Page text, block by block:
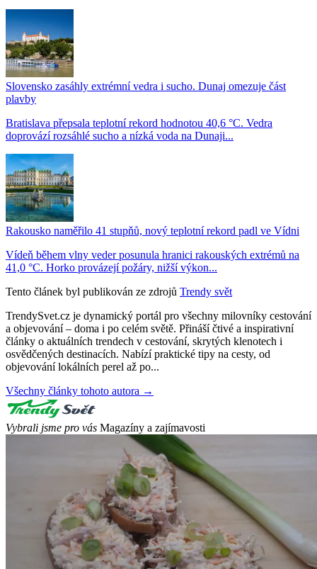
Slovensko zasáhly extrémní vedra i sucho. Dunaj omezuje část
plavby
Bratislava přepsala teplotní rekord hodnotou 40,6 °C. Vedra
doprovází rozsáhlé sucho a nízká voda na Dunaji...
Rakousko naměřilo 41 stupňů, nový teplotní rekord padl ve Vídni
Vídeň během vlny veder posunula hranici rakouských extrémů na
41,0 °C. Horko provázejí požáry, nižší výkon...
Tento článek byl publikován ze zdrojů Trendy svět
TrendySvet.cz je dynamický portál pro všechny milovníky cestování
a objevování – doma i po celém světě. Přináší čtivé a inspirativní
články o aktuálních trendech v cestování, skrytých klenotech i
osvědčených destinacích. Nabízí praktické tipy na cesty, od
objevování lokálních perel až po...
Všechny články tohoto autora →
Vybrali jsme pro vás Magazíny a zajímavosti